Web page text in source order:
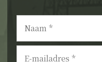
Naam *
E-
mailadres *